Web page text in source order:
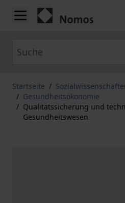
Zum Inhalt springen
Startseite /
/ Gesundheitsökonomie
/ Qualitätssicherung und
Gesundheitswesen